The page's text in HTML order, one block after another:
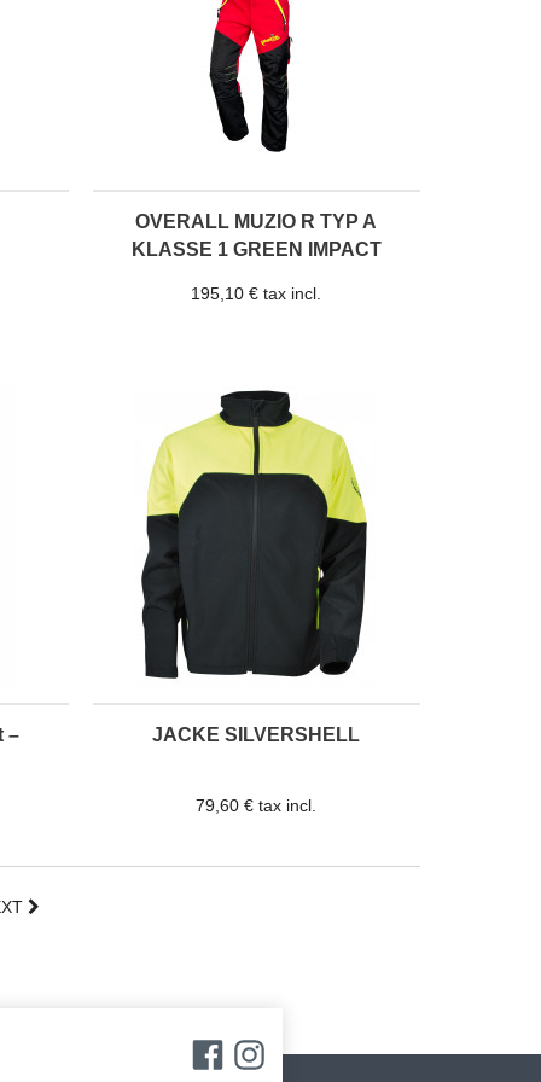
OVERALL MUZIO R TYP A
KLASSE 1 GREEN IMPACT
195,10 € tax incl.
– JACKE SILVERSHELL
79,60 € tax incl.